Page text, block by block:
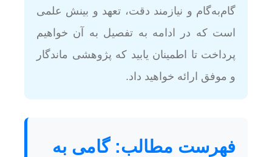
گام‌به‌گام و نیازمند دقت، تعهد و بینش علمی
است که در ادامه به تفصیل به آن خواهیم
پرداخت تا اطمینان یابید که پژوهشی ماندگار
و موفق ارائه خواهید داد.
فهرست مطالب: گامی به